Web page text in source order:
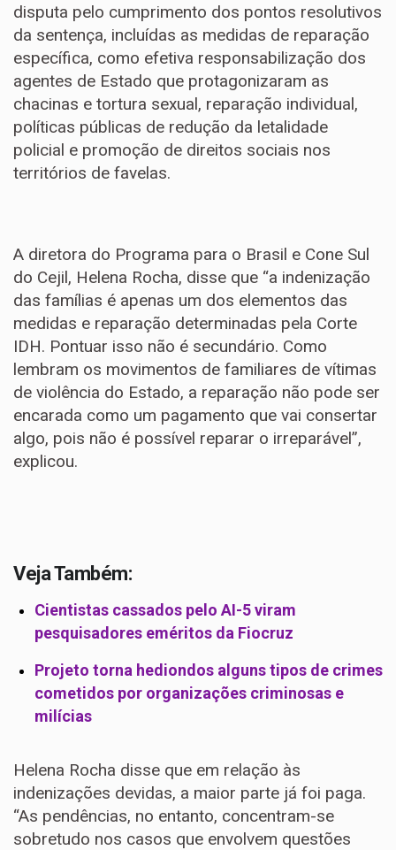
disputa pelo cumprimento dos pontos resolutivos
da sentença, incluídas as medidas de reparação
específica, como efetiva responsabilização dos
agentes de Estado que protagonizaram as
chacinas e tortura sexual, reparação individual,
políticas públicas de redução da letalidade
policial e promoção de direitos sociais nos
territórios de favelas.
A diretora do Programa para o Brasil e Cone Sul
do Cejil, Helena Rocha, disse que “a indenização
das famílias é apenas um dos elementos das
medidas e reparação determinadas pela Corte
IDH. Pontuar isso não é secundário. Como
lembram os movimentos de familiares de vítimas
de violência do Estado, a reparação não pode ser
encarada como um pagamento que vai consertar
algo, pois não é possível reparar o irreparável”,
explicou.
Veja Também:
Cientistas cassados pelo AI-5 viram
pesquisadores eméritos da Fiocruz
Projeto torna hediondos alguns tipos de crimes
cometidos por organizações criminosas e
milícias
Helena Rocha disse que em relação às
indenizações devidas, a maior parte já foi paga.
“As pendências, no entanto, concentram-se
sobretudo nos casos que envolvem questões